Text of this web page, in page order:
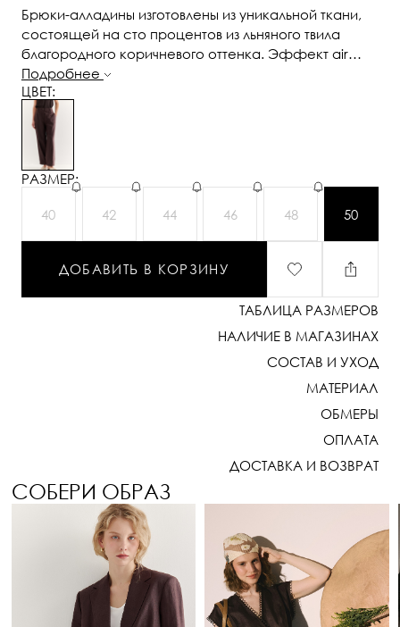
Брюки-алладины изготовлены из уникальной ткани,
состоящей на сто процентов из льняного твила
благородного коричневого оттенка. Эффект air
wash придает ткани особую мягкость и
изысканность. Силуэт брюк создается благодаря
застрачиванию двух вытачек по низу. Карманы, пояс
и умеренный объем делают эту модель
универсальной, позволяя создавать прекрасные
образы с жакетами, рубашками и трикотажными
топами. Одна из шлевок украшена изысканной 3D-
вышивкой в виде литеры “S”-первой буквы названия
Подробнее
ЦВЕТ:
РАЗМЕР:
40 42 44 46 48 50
ДОБАВИТЬ В КОРЗИНУ
ТАБЛИЦА РАЗМЕРОВ
НАЛИЧИЕ В МАГАЗИНАХ
СОСТАВ И УХОД
МАТЕРИАЛ
ОБМЕРЫ
ОПЛАТА
ДОСТАВКА И ВОЗВРАТ
СОБЕРИ ОБРАЗ